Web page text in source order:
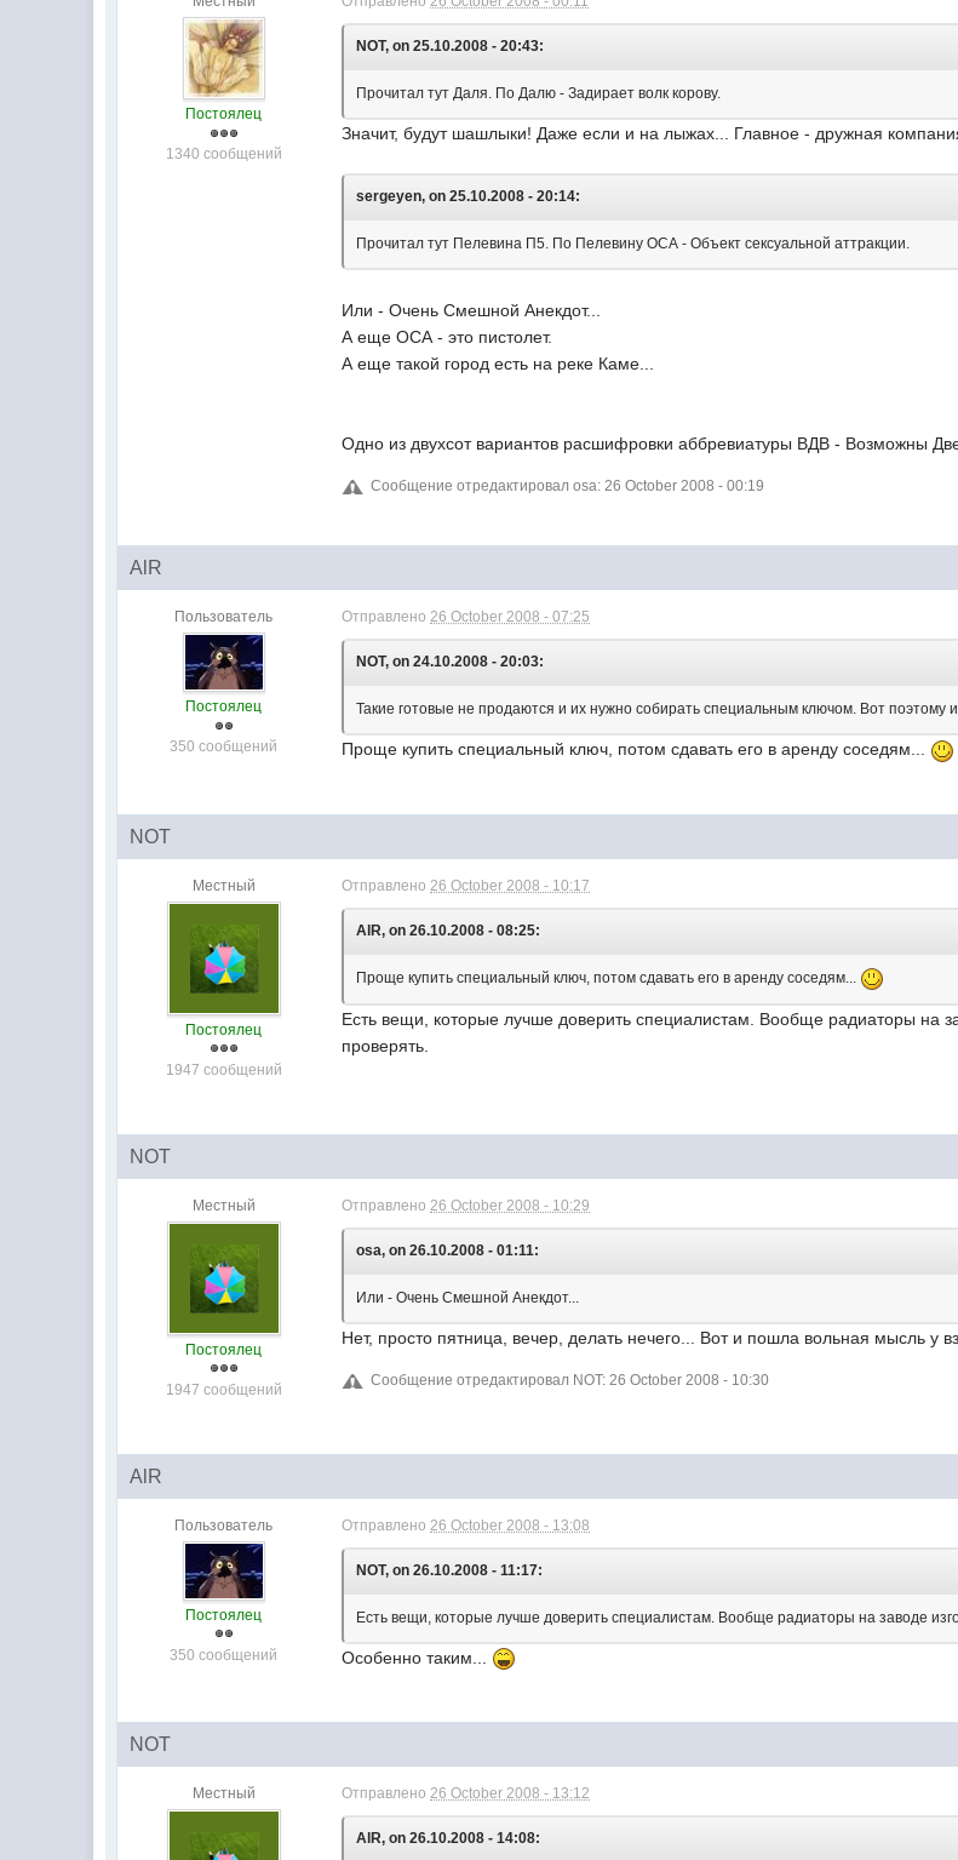
Постоялец
1340 сообщений
NOT, on 25.10.2008 - 20:43:
Прочитал тут Даля. По Далю - Задирает волк корову.
Значит, будут шашлыки! Даже если и на лыжах... Главное - дружная
sergeyen, on 25.10.2008 - 20:14:
Прочитал тут Пелевина П5. По Пелевину ОСА - Объект сексуальной аттракции.
Или - Очень Смешной Анекдот...
А еще ОСА - это пистолет.
А еще такой город есть на реке Каме...
Одно из двухсот вариантов расшифровки аббревиатуры ВДВ - Возможны
Сообщение отредактировал osa: 26 October 2008 - 00:19
AlR
Пользователь
Постоялец
350 сообщений
Отправлено26 October 2008 - 07:25
NOT, on 24.10.2008 - 20:03:
Такие готовые не продаются и их нужно собирать специальным ключом. Вот поэтому
Проще купить специальный ключ, потом сдавать его в аренду соседям...
NOT
Местный
Постоялец
1947 сообщений
Отправлено 26 October 2008 - 10:17
AlR, on 26.10.2008 - 08:25:
Проще купить специальный ключ, потом сдавать его в аренду соседям...
Есть вещи, которые лучше доверить специалистам. Вообще радиаторы на
проверять.
NOT
Местный
Постоялец
1947 сообщений
Отправлено 26 October 2008 - 10:29
osa, on 26.10.2008 - 01:11:
Или - Очень Смешной Анекдот...
Нет, просто пятница, вечер, делать нечего... Вот и пошла вольная мысль у
Сообщение отредактировал NOT: 26 October 2008 - 10:30
AlR
Пользователь
Постоялец
350 сообщений
Отправлено 26 October 2008 - 13:08
NOT, on 26.10.2008 - 11:17:
Есть вещи, которые лучше доверить специалистам. Вообще радиаторы на заводе
Особенно таким...
NOT
Местный Отправлено26 October 2008 - 13:12
AlR, on 26.10.2008 - 14:08: